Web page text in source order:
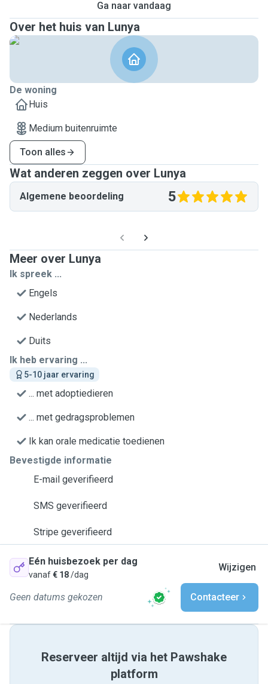
Ga naar vandaag
Over het huis van Lunya
De woning
Huis
Medium buitenruimte
Toon alles
Wat anderen zeggen over Lunya
Algemene beoordeling 5
Meer over Lunya
Ik spreek ...
Engels
Nederlands
Duits
Ik heb ervaring ...
5-10 jaar ervaring
... met adoptiedieren
... met gedragsproblemen
Ik kan orale medicatie toedienen
Bevestigde informatie
E-mail geverifieerd
SMS geverifieerd
Stripe geverifieerd
Eén huisbezoek per dag
vanaf€ 18/dag
Wijzigen
Geen datums gekozen Contacteer
Reserveer altijd via het Pawshake
platform